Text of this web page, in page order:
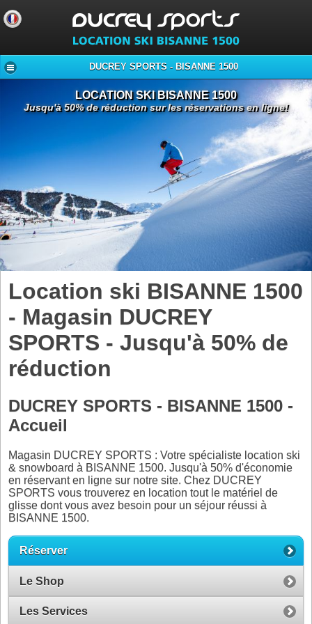
DUCREY SPORTS - BISANNE 1500
LOCATION SKI BISANNE 1500
Jusqu'à 50% de réduction sur les réservations en ligne!
Location ski BISANNE 1500
- Magasin DUCREY
SPORTS - Jusqu'à 50% de
réduction
DUCREY SPORTS - BISANNE 1500 -
Accueil
Magasin DUCREY SPORTS : Votre spécialiste location ski
& snowboard à BISANNE 1500. Jusqu'à 50% d'économie
en réservant en ligne sur notre site. Chez DUCREY
SPORTS vous trouverez en location tout le matériel de
glisse dont vous avez besoin pour un séjour réussi à
BISANNE 1500.
Réserver
Le Shop
Les Services